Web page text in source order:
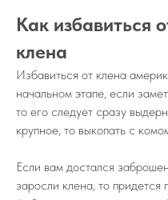
Как избавиться
клена
Избавиться от клена
начальном этапе, если
то его следует сразу
крупное, то выкопать с
Если вам достался
заросли клена, то